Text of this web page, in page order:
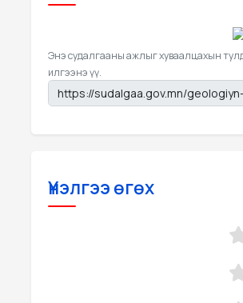
Энэ судалгааны ажлыг хуваалцахын
илгээнэ үү.
Үнэлгээ өгөх